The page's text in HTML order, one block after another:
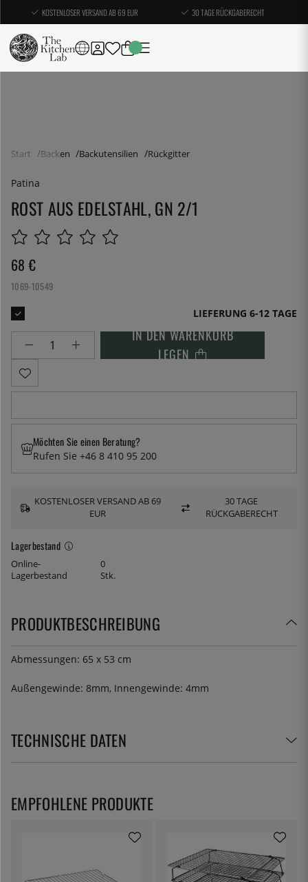
KOSTENLOSER VERSAND AB 69 EUR 30 TAGE RÜCKGABERECHT
Start Backen Backutensilien Rückgitter
Patina
ROST AUS EDELSTAHL, GN 2/1
68 €
1069-10549
LIEFERUNG 6-12 TAGE
IN DEN WARENKORB
LEGEN
Lagerbestand
Online-
Lagerbestand
0
Stk.
Möchten Sie einen Beratung?
Rufen Sie +46 8 410 95 200
KOSTENLOSER VERSAND AB 69
EUR
30 TAGE
RÜCKGABERECHT
PRODUKTBESCHREIBUNG
Abmessungen: 65 x 53 cm
Außengewinde: 8mm, Innengewinde: 4mm
TECHNISCHE DATEN
EMPFOHLENE PRODUKTE